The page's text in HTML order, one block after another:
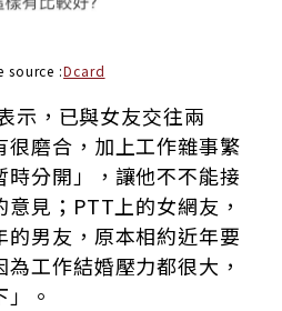
source :Dcard
示，已與女友交往兩
很磨合，加上工作雜事繁
分開」，讓他不不能接
見；PTT上的女網友，
的男友，原本相約近年要
工作結婚壓力都很大，
。